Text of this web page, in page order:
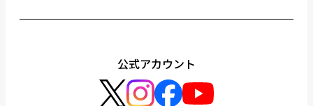
公式アカウント